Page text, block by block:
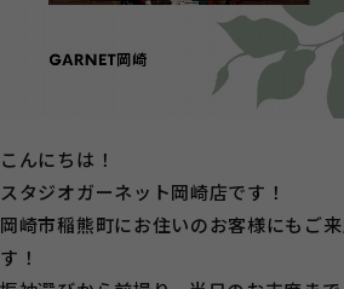
こんにちは！
スタジオガーネット岡崎店です！
岡崎市稲熊町にお住いのお客様にもご
す！